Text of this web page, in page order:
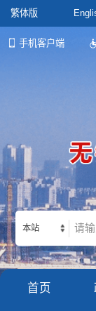
繁体版
手机客户端
本站
首页